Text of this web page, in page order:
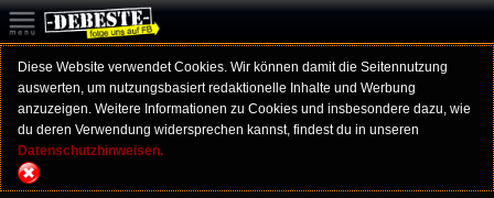
Diese Website verwendet Cookies. Wir können damit die Seitennutzung
auswerten, um nutzungsbasiert redaktionelle Inhalte und Werbung
anzuzeigen. Weitere Informationen zu Cookies und insbesondere dazu, wie
du deren Verwendung widersprechen kannst, findest du in unseren
Datenschutzhinweisen.